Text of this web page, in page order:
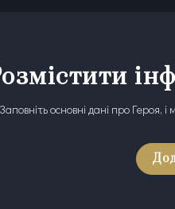
Заповніть основні дані про Героя,